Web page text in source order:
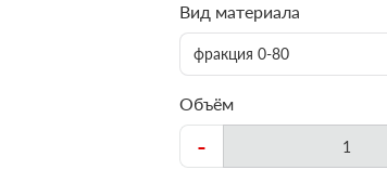
Вид материала
фракция 0-80
Объём
-